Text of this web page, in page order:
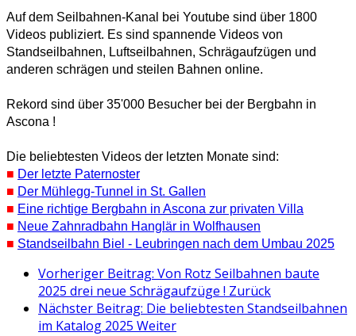
Auf dem Seilbahnen-Kanal bei Youtube sind über 1800
Videos publiziert. Es sind spannende Videos von
Standseilbahnen, Luftseilbahnen, Schrägaufzügen und
anderen schrägen und steilen Bahnen online.
Rekord sind über 35'000 Besucher bei der Bergbahn in
Ascona !
Die beliebtesten Videos der letzten Monate sind:
■ Der letzte Paternoster
■ Der Mühlegg-Tunnel in St. Gallen
■ Eine richtige Bergbahn in Ascona zur privaten Villa
■ Neue Zahnradbahn Hanglär in Wolfhausen
■ Standseilbahn Biel - Leubringen nach dem Umbau 2025
Vorheriger Beitrag: Von Rotz Seilbahnen baute
2025 drei neue Schrägaufzüge ! Zurück
Nächster Beitrag: Die beliebtesten Standseilbahnen
im Katalog 2025 Weiter